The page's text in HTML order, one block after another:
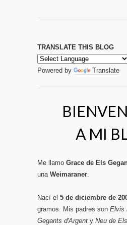
TRANSLATE THIS BLOG
Powered by Translate
A MI
Me llamo Grace de Els
una Weimaraner.
Nací el 5 de diciembre de
gramos. Mis padres son Elvis
Gegants d'Argent y Neu de